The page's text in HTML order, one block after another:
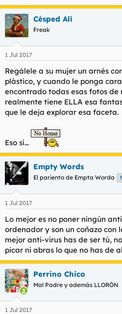
Césped Alí
Freak
1 Jul 2017
Regálele a su mujer un arnés
plástico, y cuando le ponga
encontrado todas esas fotos de
realmente tiene ELLA esa
que le deja explorar esa faceta.
Eso sí...
Empty Words
El pariento de Empta Worda
1 Jul 2017
Lo mejor es no poner ningún
ordenador y son un coñazo con
mejor anti-virus has de ser tú,
picar ni abras lo que no has de
Perrino Chico
Mal Padre y además LLORÓN
1 Jul 2017